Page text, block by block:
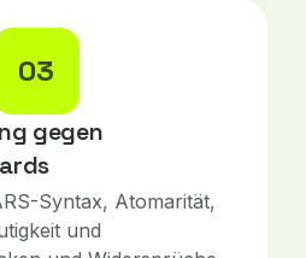
03
gegen
Syntax, Atomarität,
und